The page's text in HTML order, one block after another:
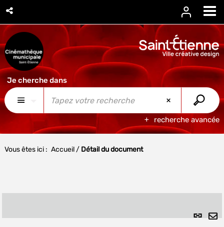
recherche avancée
Vous êtes ici : Accueil/ Détail du document
Lien